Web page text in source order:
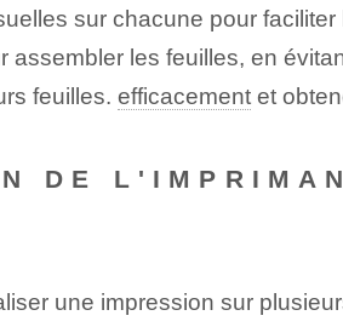
sur chacune pour
assembler les feuilles, en
feuilles. efficacementet
DE
une impression sur